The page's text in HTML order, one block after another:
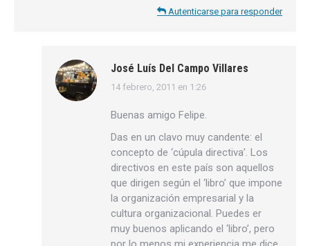
Autenticarse para responder
José Luís Del Campo Villares
dice:
14 febrero, 2011 en 1:26
Buenas amigo Felipe.
Das en un clavo muy candente: el
concepto de ‘cúpula directiva’. Los
directivos en este país son aquellos
que dirigen según el ‘libro’ que impone
la organización empresarial y la
cultura organizacional. Puedes er
muy buenos aplicando el ‘libro’, pero